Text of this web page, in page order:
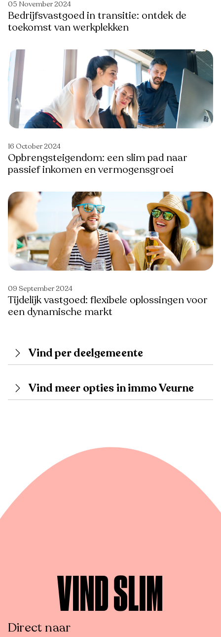
05 November 2024
Bedrijfsvastgoed in transitie: ontdek de
toekomst van werkplekken
16 October 2024
Opbrengsteigendom: een slim pad naar
passief inkomen en vermogensgroei
09 September 2024
Tijdelijk vastgoed: flexibele oplossingen voor
een dynamische markt
Vind per deelgemeente
Vind meer opties in immo Veurne
VIND SLIM
Direct naar